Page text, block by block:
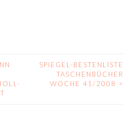
SPIEGEL-BESTENLISTE
TASCHENBÜCHER
WOCHE 41/2008
>